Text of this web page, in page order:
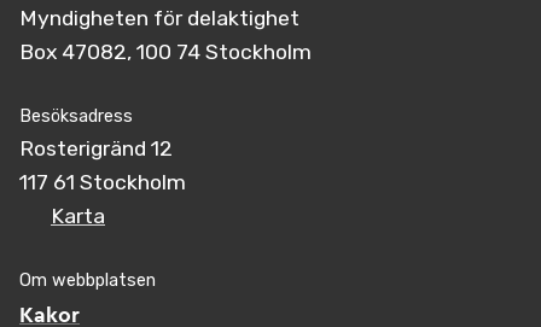
Myndigheten för delaktighet
Box 47082, 100 74 Stockholm
Besöksadress
Rosterigränd 12
117 61 Stockholm
Karta
Om webbplatsen
Kakor